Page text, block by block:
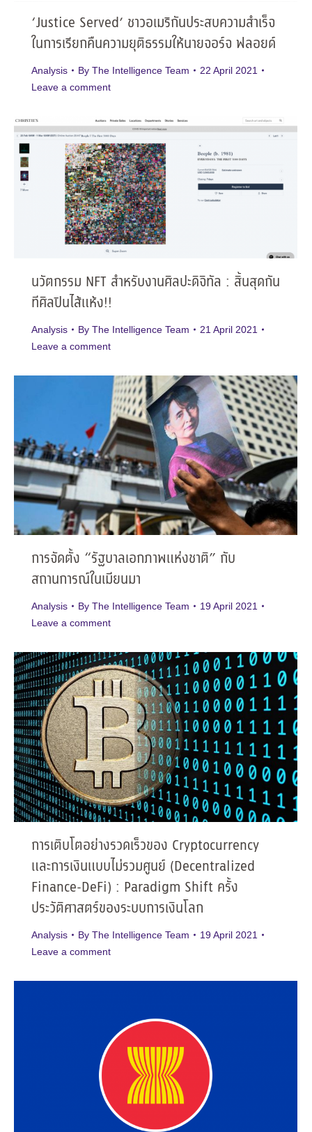
‘Justice Served’ ชาวอเมริกันประสบความสำเร็จ
ในการเรียกคืนความยุติธรรมให้นายจอร์จ ฟลอยด์
Analysis By The Intelligence Team
22 April 2021
Leave a comment
นวัตกรรม NFT สำหรับงานศิลปะดิจิทัล : สิ้นสุดกัน
ทีศิลปินไส้แห้ง!!
Analysis By The Intelligence Team
21 April 2021
Leave a comment
การจัดตั้ง “รัฐบาลเอกภาพแห่งชาติ” กับ
สถานการณ์ในเมียนมา
Analysis By The Intelligence Team
19 April 2021
Leave a comment
การเติบโตอย่างรวดเร็วของ Cryptocurrency
และการเงินแบบไม่รวมศูนย์ (Decentralized
Finance-DeFi) : Paradigm Shift ครั้ง
ประวัติศาสตร์ของระบบการเงินโลก
Analysis By The Intelligence Team
19 April 2021
Leave a comment